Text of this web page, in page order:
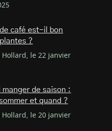
de café est-il bon
?
Hollard, le 22 janvier
manger de saison :
et quand ?
Hollard, le 20 janvier